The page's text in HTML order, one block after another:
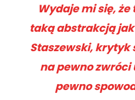
Wydaje mi się,
taką abstrakcją jak
Staszewski, krytyk
na pewno zwróci
pewno